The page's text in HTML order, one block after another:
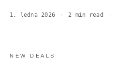
1. ledna 2026 · 2 min read ·
NEW DEALS